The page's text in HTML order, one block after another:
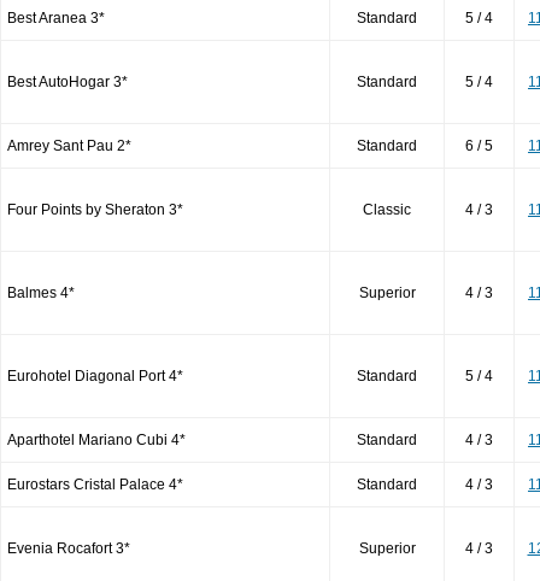
Best Aranea 3* Standard 5 / 4
Best AutoHogar 3* Standard 5 / 4
Amrey Sant Pau 2* Standard 6 / 5
Four Points by Sheraton 3* Classic 4 / 3
Balmes 4* Superior 4 / 3
Eurohotel Diagonal Port 4* Standard 5 / 4
Aparthotel Mariano Cubi 4* Standard 4 / 3
Eurostars Cristal Palace 4* Standard 4 / 3
Evenia Rocafort 3* Superior 4 / 3